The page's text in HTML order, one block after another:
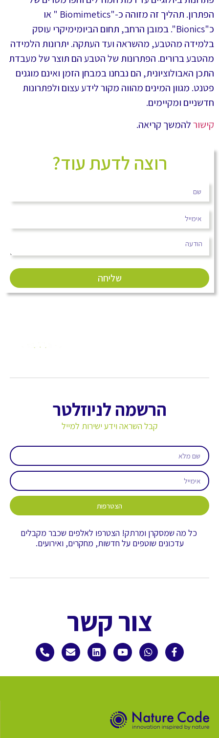
הפתרון. תהליך זה מזוהה כ-"Biomimetics " או
כ"Bionics". במובן הרחב, תחום הביומימיקרי עוסק
בלמידה מהטבע, מהשראה ועד העתקה. יתרונות הלמידה
מהטבע ברורים. הפתרונות של הטבע הם תוצר של מעבדת
התכן האבולוציונית, הם נבחנו במבחן הזמן ואינם מוגנים
פטנט. מגוון המינים מהווה מקור לידע עצום ולפתרונות
חדשניים ומקיימים.
קישורלהמשך קריאה.
רוצה לדעת עוד?
שליחה
הרשמה לניוזלטר
קבל השראה וידע ישירות למייל
הצטרפות
כל מה שמסקרן ומרתק! הצטרפו לאלפים שכבר מקבלים
עדכונים שוטפים על חדשות, מחקרים, ואירועים.
צור קשר